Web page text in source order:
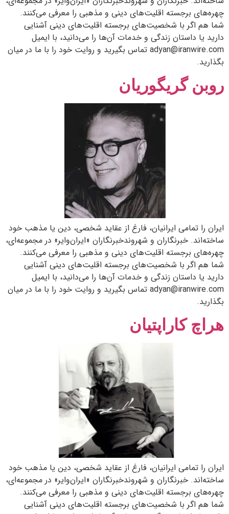
چهره‌های برجسته اقلیت‌های دینی و مذهبی را معرفی می‌کنند.
شما هم اگر با شخصیت‌های برجسته اقلیت‌های دینی آشنایی
دارید یا داستان زندگی و خدمات آن‌ها را می‌دانید، با ایمیل
adyan@iranwire.com تماس بگیرید و روایت خود را با ما در میان
بگذارید.
روبن گریگوریان
ایران را تمامی ایرانیان، فارغ از عقاید شخصی، دین یا مذهب‌ خود
ساخته‌اند. خبرنگاران و شهروندخبرنگاران «ایران‌وایر» در مجموعه‌ای،
چهره‌های برجسته اقلیت‌های دینی و مذهبی را معرفی می‌کنند.
شما هم اگر با شخصیت‌های برجسته اقلیت‌های دینی آشنایی
دارید یا داستان زندگی و خدمات آن‌ها را می‌دانید، با ایمیل
adyan@iranwire.com تماس بگیرید و روایت خود را با ما در میان
بگذارید.
هراچ کاراپتیان
ایران را تمامی ایرانیان، فارغ از عقاید شخصی، دین یا مذهب‌ خود
ساخته‌اند. خبرنگاران و شهروندخبرنگاران «ایران‌وایر» در مجموعه‌ای،
چهره‌های برجسته اقلیت‌های دینی و مذهبی را معرفی می‌کنند.
شما هم اگر با شخصیت‌های برجسته اقلیت‌های دینی آشنایی